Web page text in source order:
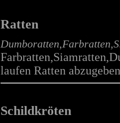
Ratten
laufen Ratten abzugeben
Schildkröten